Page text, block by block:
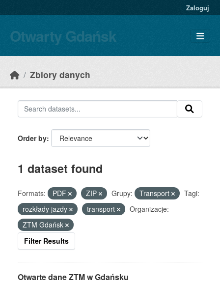
Zaloguj
Otwarty Gdańsk
Zbiory danych
Order by
1 dataset found
Formats: PDF ZIP Grupy: Transport
Tagi:
rozkłady jazdy
transport
Organizacje:
ZTM Gdańsk
Filter Results
Otwarte dane ZTM w Gdańsku